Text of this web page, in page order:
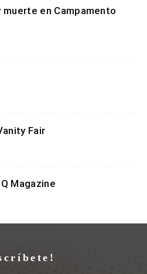
en Campamento
Fair
Magazine